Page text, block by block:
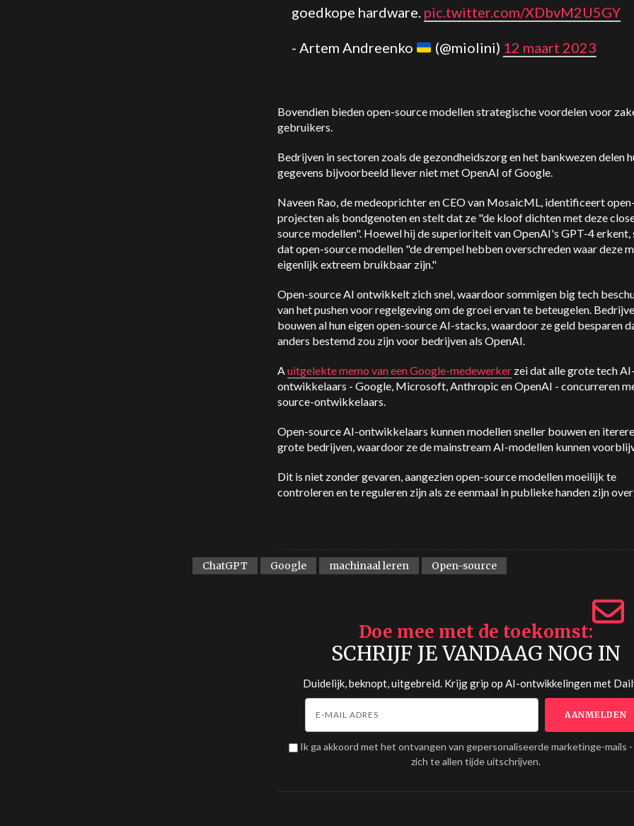
goedkope hardware. pic.twitter.com/XDbvM2U5GY
- Artem Andreenko (@miolini) 12 maart 2023
Bovendien bieden open-source modellen strategische voordelen voor
gebruikers.
Bedrijven in sectoren zoals de gezondheidszorg en het bankwezen delen
gegevens bijvoorbeeld liever niet met OpenAI of Google.
Naveen Rao, de medeoprichter en CEO van MosaicML, identificeert
projecten als bondgenoten en stelt dat ze "de kloof dichten met deze
source modellen". Hoewel hij de superioriteit van OpenAI's GPT-4 erkent,
dat open-source modellen "de drempel hebben overschreden waar deze
eigenlijk extreem bruikbaar zijn."
Open-source AI ontwikkelt zich snel, waardoor sommigen big tech
van het pushen voor regelgeving om de groei ervan te beteugelen.
bouwen al hun eigen open-source AI-stacks, waardoor ze geld besparen
anders bestemd zou zijn voor bedrijven als OpenAI.
Auitgelekte memo van een Google-medewerker zei dat alle grote tech AI-
ontwikkelaars - Google, Microsoft, Anthropic en OpenAI - concurreren
source-ontwikkelaars.
Open-source AI-ontwikkelaars kunnen modellen sneller bouwen en
grote bedrijven, waardoor ze de mainstream AI-modellen kunnen
Dit is niet zonder gevaren, aangezien open-source modellen moeilijk te
controleren en te reguleren zijn als ze eenmaal in publieke handen zijn
ChatGPT Google machinaal leren Open-source
Doe mee met de toekomst
SCHRIJF JE VANDAAG NOG IN
Duidelijk, beknopt, uitgebreid. Krijg grip op AI-ontwikkelingen met
Ik ga akkoord met het ontvangen van gepersonaliseerde marketinge-mails
zich te allen tijde uitschrijven.